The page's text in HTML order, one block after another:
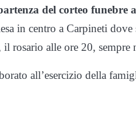
del corteo funebre
in centro a Carpineti
il rosario alle ore 20,
all’esercizio della